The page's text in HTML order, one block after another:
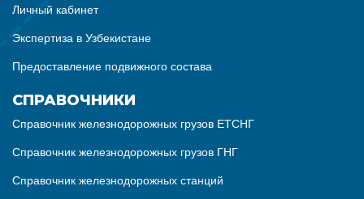
Личный кабинет
Экспертиза в Узбекистане
Предоставление подвижного состава
СПРАВОЧНИКИ
Справочник железнодорожных грузов ЕТСНГ
Справочник железнодорожных грузов ГНГ
Справочник железнодорожных станций